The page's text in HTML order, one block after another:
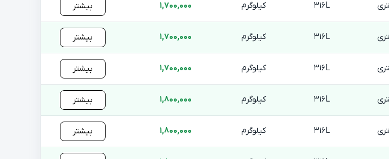
316L کیلوگرم 1,700,000 بیشتر
316L کیلوگرم 1,700,000 بیشتر
316L کیلوگرم 1,700,000 بیشتر
316L کیلوگرم 1,800,000 بیشتر
316L کیلوگرم 1,800,000 بیشتر